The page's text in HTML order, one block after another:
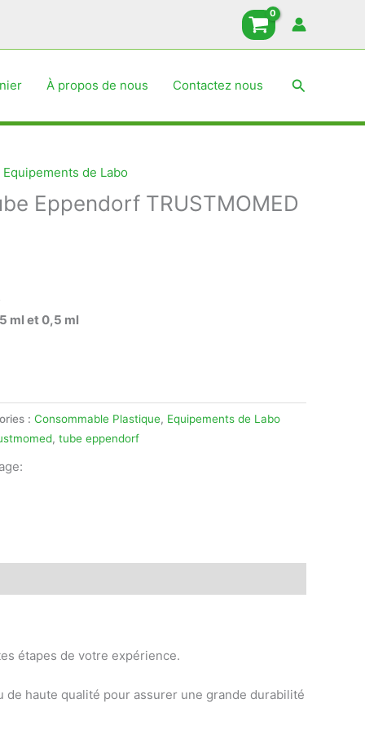
À propos de nous Contactez nous
Equipements de Labo
Eppendorf TRUSTMOMED
ml et 0,5 ml
: Consommable Plastique, Equipements de Labo
, tube eppendorf
étapes de votre expérience.
haute qualité pour assurer une grande durabilité